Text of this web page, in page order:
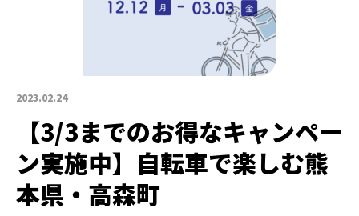
2023.02.24
【3/3までのお得なキャンペー
ン実施中】自転車で楽しむ熊
本県・高森町